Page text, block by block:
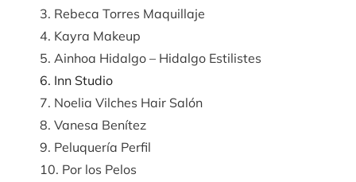
3. Rebeca Torres Maquillaje
4. Kayra Makeup
5. Ainhoa Hidalgo – Hidalgo Estilistes
6. Inn Studio
7. Noelia Vilches Hair Salón
8. Vanesa Benítez
9. Peluquería Perfil
10. Por los Pelos